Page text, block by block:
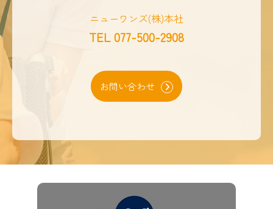
ニューワンズ(株)本社
TEL077-500-2908
お問い合わせ